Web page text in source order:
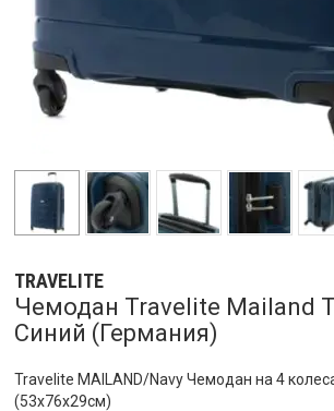
TRAVELITE
Чемодан Travelite Mailand
Синий (Германия)
Travelite MAILAND/Navy Чемодан на 4
(53x76x29см)